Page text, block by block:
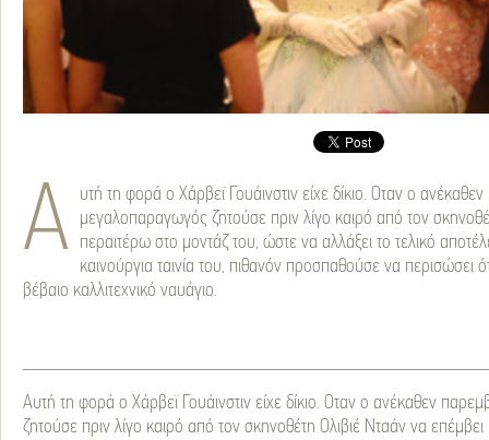
Α
υτή τη φορά ο Χάρβεϊ Γουάινστιν είχε δίκιο. Οταν ο
μεγαλοπαραγωγός ζητούσε πριν λίγο καιρό από τον
περαιτέρω στο μοντάζ του, ώστε να αλλάξει το τελικό
καινούργια ταινία του, πιθανόν προσπαθούσε να περισώσει
βέβαιο καλλιτεχνικό ναυάγιο.
Αυτή τη φορά ο Χάρβεϊ Γουάινστιν είχε δίκιο. Οταν ο ανέκαθεν
ζητούσε πριν λίγο καιρό από τον σκηνοθέτη Ολιβιέ Νταάν να